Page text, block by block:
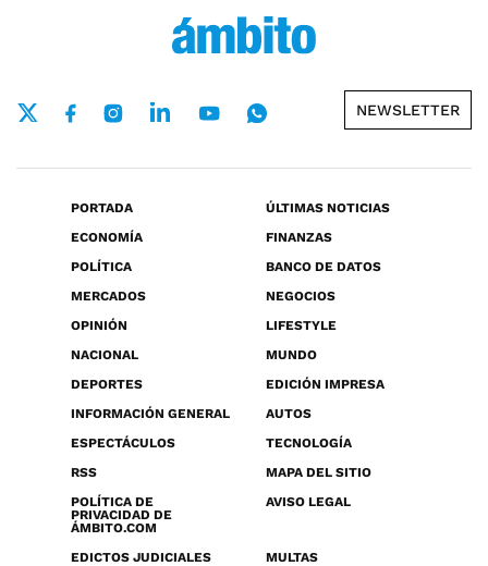
NEWSLETTER
PORTADA
ÚLTIMAS NOTICIAS
ECONOMÍA
FINANZAS
POLÍTICA
BANCO DE DATOS
MERCADOS
NEGOCIOS
OPINIÓN
LIFESTYLE
NACIONAL
MUNDO
DEPORTES
EDICIÓN IMPRESA
INFORMACIÓN GENERAL
AUTOS
ESPECTÁCULOS
TECNOLOGÍA
RSS
MAPA DEL SITIO
POLÍTICA DE
PRIVACIDAD DE
ÁMBITO.COM
AVISO LEGAL
EDICTOS JUDICIALES
MULTAS